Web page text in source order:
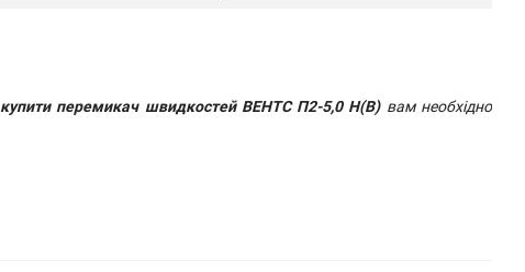
купити перемикач швидкостей ВЕНТС П2-5,0 Н(В)вам необхідно